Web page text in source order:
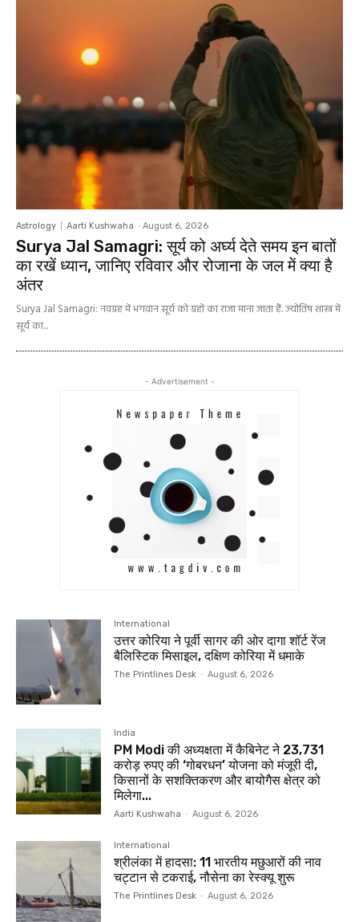
Astrology Aarti Kushwaha - August 6, 2026
Surya Jal Samagri: सूर्य को अर्घ्य देते समय इन बातों
का रखें ध्यान, जानिए रविवार और रोजाना के जल में क्या है
अंतर
Surya Jal Samagri: नवग्रह में भगवान सूर्य को ग्रहों का राजा माना जाता हैं. ज्योतिष शास्त्र में
सूर्य का...
- Advertisement -
International
उत्तर कोरिया ने पूर्वी सागर की ओर दागा शॉर्ट रेंज
बैलिस्टिक मिसाइल, दक्षिण कोरिया में धमाके
The Printlines Desk - August 6, 2026
India
PM Modi की अध्यक्षता में कैबिनेट ने 23,731
करोड़ रुपए की ‘गोबरधन’ योजना को मंजूरी दी,
किसानों के सशक्तिकरण और बायोगैस क्षेत्र को
मिलेगा...
Aarti Kushwaha - August 6, 2026
International
श्रीलंका में हादसा: 11 भारतीय मछुआरों की नाव
चट्टान से टकराई, नौसेना का रेस्क्यू शुरू
The Printlines Desk - August 6, 2026